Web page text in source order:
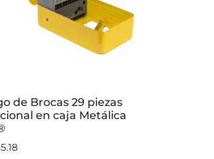
de Brocas 29 piezas
en caja Metálica